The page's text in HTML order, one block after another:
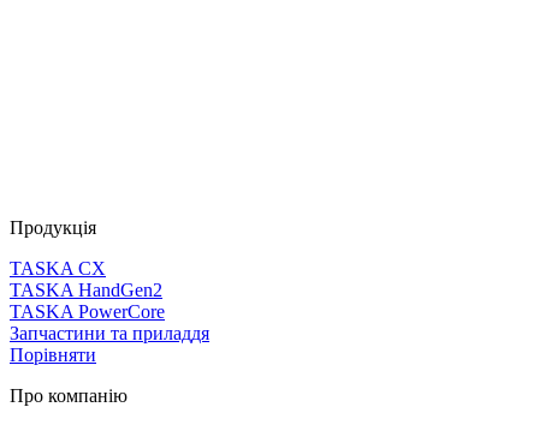
Продукція
TASKA CX
TASKA HandGen2
TASKA PowerCore
Запчастини та приладдя
Порівняти
Про компанію